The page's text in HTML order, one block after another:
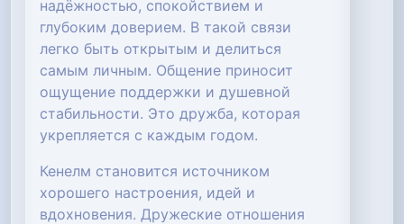
надёжностью, спокойствием и
глубоким доверием. В такой связи
легко быть открытым и делиться
самым личным. Общение приносит
ощущение поддержки и душевной
стабильности. Это дружба, которая
укрепляется с каждым годом.
Кенелм становится источником
хорошего настроения, идей и
вдохновения. Дружеские отношения